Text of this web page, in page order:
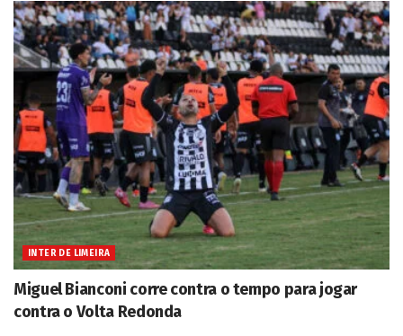
INTER DE LIMEIRA
Miguel Bianconi corre contra o tempo para jogar
contra o Volta Redonda